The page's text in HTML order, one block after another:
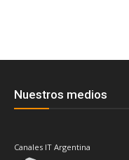
Nuestros medios
Canales IT Argentina